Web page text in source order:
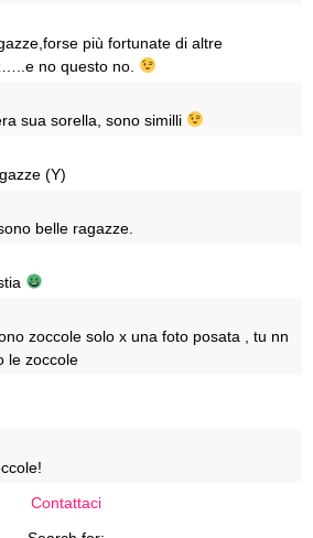
più fortunate di altre
no questo no.
sua sorella, sono similli
(Y)
belle ragazze.
zoccole solo x una foto posata , tu nn
le zoccole
Contattaci